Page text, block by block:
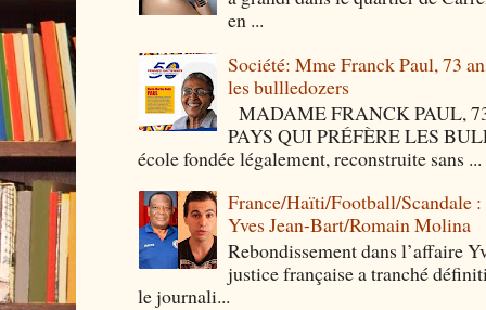
en ...
Société: Mme Franck Paul, 73
les bullledozers
MADAME FRANCK PAUL,
PAYS QUI PRÉFÈRE LES
école fondée légalement, reconstruite sans ...
France/Haïti/Football/Scandale
Yves Jean-Bart/Romain Molina
Rebondissement dans l’affaire
justice française a tranché
le journali...